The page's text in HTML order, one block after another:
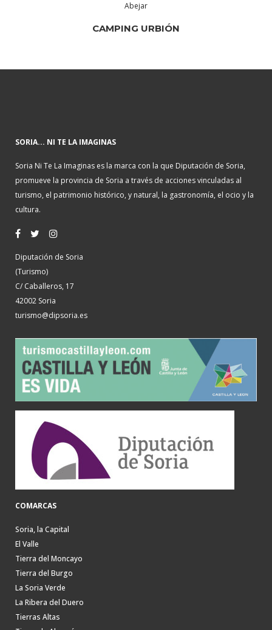
Abejar
CAMPING URBIÓN
SORIA... NI TE LA IMAGINAS
Soria Ni Te La Imaginas es la marca con la que Diputación de Soria,
promueve la provincia de Soria a través de acciones vinculadas al
turismo, el patrimonio histórico, y natural, la gastronomía, el ocio y la
cultura.
Diputación de Soria
(Turismo)
C/ Caballeros, 17
42002 Soria
turismo@dipsoria.es
COMARCAS
Soria, la Capital
El Valle
Tierra del Moncayo
Tierra del Burgo
La Soria Verde
La Ribera del Duero
Tierras Altas